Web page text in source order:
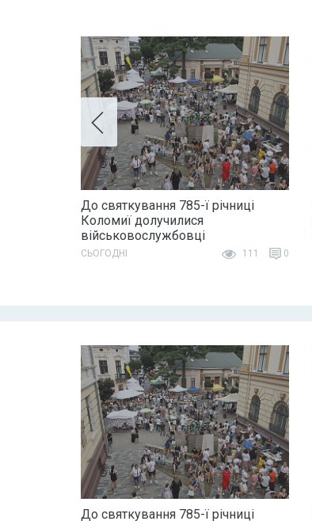
До святкування 785-ї річниці
Коломиї долучилися
військовослужбовці
СЬОГОДНІ 111 0
До святкування 785-ї річниці